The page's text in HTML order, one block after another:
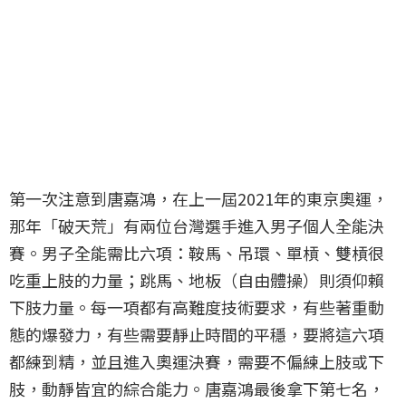
第一次注意到唐嘉鴻，在上一屆2021年的東京奧運，
那年「破天荒」有兩位台灣選手進入男子個人全能決
賽。男子全能需比六項：鞍馬、吊環、單槓、雙槓很
吃重上肢的力量；跳馬、地板（自由體操）則須仰賴
下肢力量。每一項都有高難度技術要求，有些著重動
態的爆發力，有些需要靜止時間的平穩，要將這六項
都練到精，並且進入奧運決賽，需要不偏練上肢或下
肢，動靜皆宜的綜合能力。唐嘉鴻最後拿下第七名，